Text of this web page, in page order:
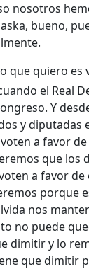
nosotros
bueno,
que quiero es
el Real
Y
y diputadas
a favor de
que los
a favor de
porque
nos
no puede
dimitir y lo
que dimitir